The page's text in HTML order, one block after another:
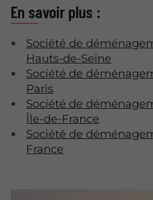
En savoir plus :
Société de
Hauts-de-Seine
Société de
Paris
Société de
Île-de-France
Société de
France